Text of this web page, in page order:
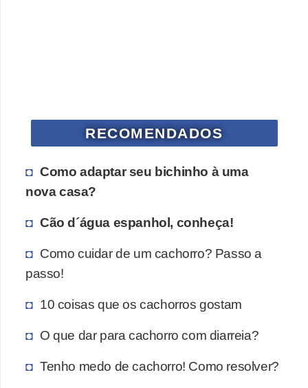
RECOMENDADOS
Como adaptar seu bichinho à uma
nova casa?
Cão d´água espanhol, conheça!
Como cuidar de um cachorro? Passo a
passo!
10 coisas que os cachorros gostam
O que dar para cachorro com diarreia?
Tenho medo de cachorro! Como resolver?